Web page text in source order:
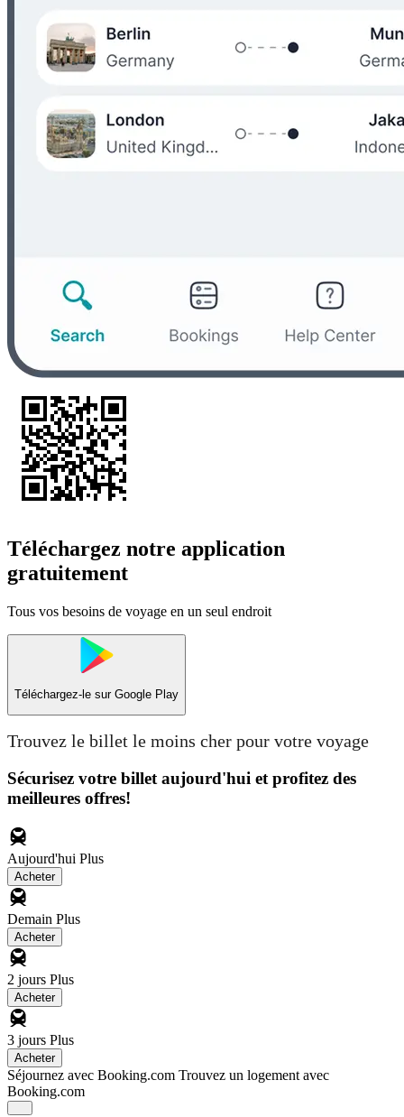
Téléchargez notre application
gratuitement
Tous vos besoins de voyage en un seul endroit
Téléchargez-le sur Google Play
Trouvez le billet le moins cher pour votre voyage
Sécurisez votre billet aujourd'hui et profitez des
meilleures offres!
Aujourd'hui Plus
Acheter
Demain Plus
Acheter
2 jours Plus
Acheter
3 jours Plus
Acheter
Séjournez avec Booking.com Trouvez un logement avec
Booking.com